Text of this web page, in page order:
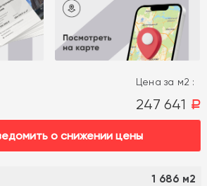
Цена за м2 :
247 641 a
о снижении цены
1 686 м2